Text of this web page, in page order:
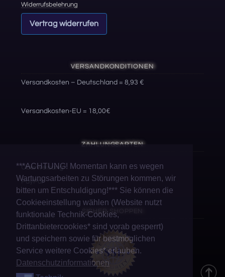
Widerrufsbelehrung
Vertrag widerrufen
VERSANDKONDITIONEN
Versandkosten – Deutschland = 8,93 €
Versandkosten-EU = 18,00€
ZAHLUNGSARTEN
Überweisung
PayPal
SICHER SHOPPEN
***ACHTUNG! Momentan kann es wegen
Wartungsarbeiten zu Störungen kommen, wir
bitten um Entschuldigung!*** Sie können die
Cookieeinstellung wählen (Website nutzt
funktionale Technik-Cookies,
Drittanbietercookies* sind vorab gesperrt)
und speichern sowie für bestmöglichen
Service weitere Cookies* erlauben.
Datenschutzinformationen